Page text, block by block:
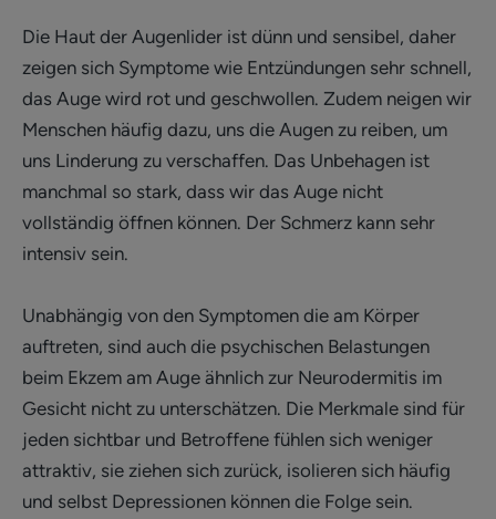
Die Haut der Augenlider ist dünn und sensibel, daher
zeigen sich Symptome wie Entzündungen sehr schnell,
das Auge wird rot und geschwollen. Zudem neigen wir
Menschen häufig dazu, uns die Augen zu reiben, um
uns Linderung zu verschaffen. Das Unbehagen ist
manchmal so stark, dass wir das Auge nicht
vollständig öffnen können. Der Schmerz kann sehr
intensiv sein.
Unabhängig von den Symptomen die am Körper
auftreten, sind auch die psychischen Belastungen
beim Ekzem am Auge ähnlich zur Neurodermitis im
Gesicht nicht zu unterschätzen. Die Merkmale sind für
jeden sichtbar und Betroffene fühlen sich weniger
attraktiv, sie ziehen sich zurück, isolieren sich häufig
und selbst Depressionen können die Folge sein.